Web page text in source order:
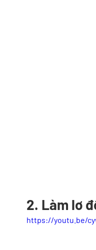
2. Làm lơ
https://youtu.be/